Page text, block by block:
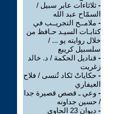
- ثلاثاءات عابر سبيل /
السمّاح عبد الله
- ملامــح التجريــب في
كتابـات السيـد حـافظ من
خلال روايته يو ... /
سلسبيل كريبع
- قناديل الحكمة / د. خالد
زغريت
- حكاياتْ تَكاد تُنسى / فلاح
العيفاري
- وعي ـ قصص قصيرة جدا
/ حسين جداونه
-
ديوان 23 الحاوي